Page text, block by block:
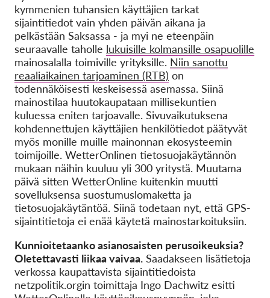
kymmenien tuhansien käyttäjien tarkat
sijaintitiedot vain yhden päivän aikana ja
pelkästään Saksassa - ja myi ne eteenpäin
seuraavalle taholle lukuisille kolmansille osapuolille
mainosalalla toimiville yrityksille. Niin sanottu
reaaliaikainen tarjoaminen (RTB) on
todennäköisesti keskeisessä asemassa. Siinä
mainostilaa huutokaupataan millisekuntien
kuluessa eniten tarjoavalle. Sivuvaikutuksena
kohdennettujen käyttäjien henkilötiedot päätyvät
myös monille muille mainonnan ekosysteemin
toimijoille. WetterOnlinen tietosuojakäytännön
mukaan näihin kuuluu yli 300 yritystä. Muutama
päivä sitten WetterOnline kuitenkin muutti
sovelluksensa suostumuslomaketta ja
tietosuojakäytäntöä. Siinä todetaan nyt, että GPS-
sijaintitietoja ei enää käytetä mainostarkoituksiin.
Kunnioitetaanko asianosaisten perusoikeuksia?
Oletettavasti liikaa vaivaa. Saadakseen lisätietoja
verkossa kaupattavista sijaintitiedoista
netzpolitik.orgin toimittaja Ingo Dachwitz esitti